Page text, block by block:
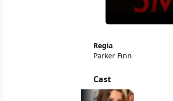
Regia
Parker Finn
Cast